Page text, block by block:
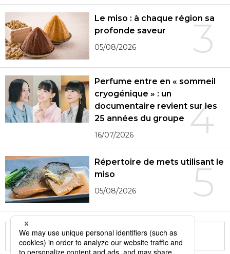
3
Le miso : à chaque région sa
profonde saveur
05/08/2026
4
Perfume entre en « sommeil
cryogénique » : un
documentaire revient sur les
25 années du groupe
16/07/2026
5
Répertoire de mets utilisant le
miso
05/08/2026
More in this series